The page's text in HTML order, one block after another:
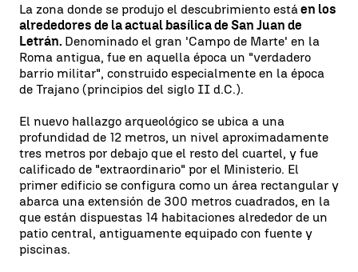
La zona donde se produjo el descubrimiento está en los
alrededores de la actual basílica de San Juan de
Letrán. Denominado el gran 'Campo de Marte' en la
Roma antigua, fue en aquella época un "verdadero
barrio militar", construido especialmente en la época
de Trajano (principios del siglo II d.C.).
El nuevo hallazgo arqueológico se ubica a una
profundidad de 12 metros, un nivel aproximadamente
tres metros por debajo que el resto del cuartel, y fue
calificado de "extraordinario" por el Ministerio. El
primer edificio se configura como un área rectangular y
abarca una extensión de 300 metros cuadrados, en la
que están dispuestas 14 habitaciones alrededor de un
patio central, antiguamente equipado con fuente y
piscinas.